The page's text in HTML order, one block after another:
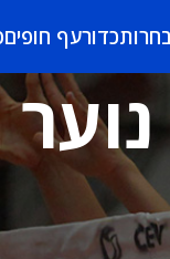
כדורעף חופים